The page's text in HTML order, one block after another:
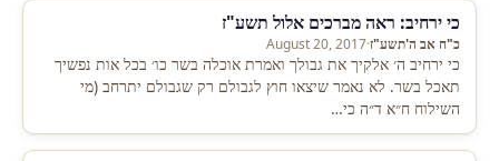
כי ירחיב: ראה מברכים אלול תשע"ז
כ"ח אב ה'תשע"ז·
August 20, 2017
כי ירחיב ה׳ אלקיך את גבולך ואמרת אוכלה בשר כו׳ בכל אות נפשיך
תאכל בשר. לא נאמר שיצאו חוץ לגבולם רק שגבולם יתרחב (מי
השילוח ח״א ד״ה כי…